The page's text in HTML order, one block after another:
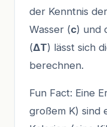
der Kenntnis
Wasser (c) und
(ΔT) lässt sich
berechnen.
Fun Fact: Eine
großem K) sind